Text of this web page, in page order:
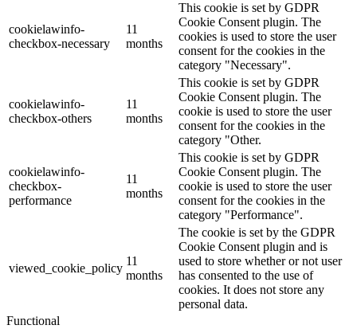
cookielawinfo-
checkbox-necessary
11
months
This cookie is set by GDPR
Cookie Consent plugin. The
cookies is used to store the user
consent for the cookies in the
category "Necessary".
cookielawinfo-
checkbox-others
11
months
This cookie is set by GDPR
Cookie Consent plugin. The
cookie is used to store the user
consent for the cookies in the
category "Other.
cookielawinfo-
checkbox-
performance
11
months
This cookie is set by GDPR
Cookie Consent plugin. The
cookie is used to store the user
consent for the cookies in the
category "Performance".
viewed_cookie_policy
11
months
The cookie is set by the GDPR
Cookie Consent plugin and is
used to store whether or not user
has consented to the use of
cookies. It does not store any
personal data.
Functional